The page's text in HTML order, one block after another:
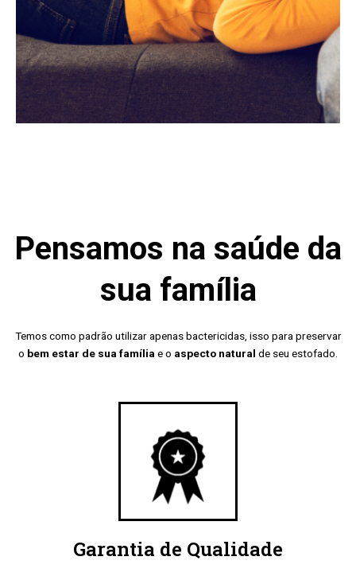
Pensamos na saúde da
sua família
Temos como padrão utilizar apenas bactericidas, isso para preservar
o bem estar de sua família e o aspecto natural de seu estofado.
Garantia de Qualidade